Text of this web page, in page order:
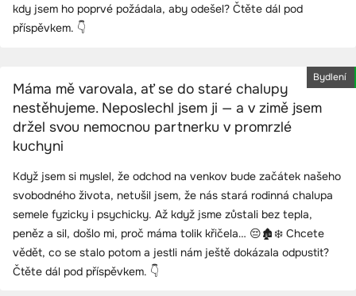
kdy jsem ho poprvé požádala, aby odešel? Čtěte dál pod
příspěvkem. 👇
Bydlení
Máma mě varovala, ať se do staré chalupy
nestěhujeme. Neposlechl jsem ji — a v zimě jsem
držel svou nemocnou partnerku v promrzlé
kuchyni
Když jsem si myslel, že odchod na venkov bude začátek našeho
svobodného života, netušil jsem, že nás stará rodinná chalupa
semele fyzicky i psychicky. Až když jsme zůstali bez tepla,
peněz a sil, došlo mi, proč máma tolik křičela… 😔🏚️❄️ Chcete
vědět, co se stalo potom a jestli nám ještě dokázala odpustit?
Čtěte dál pod příspěvkem. 👇